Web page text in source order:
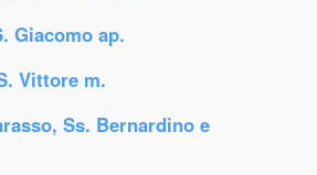
Giacomo ap.
Vittore m.
Ss. Bernardino e